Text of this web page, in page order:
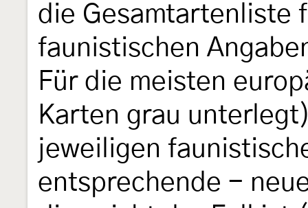
die Gesamtartenliste
faunistischen
Für die meisten
Karten grau
jeweiligen
entsprechende -